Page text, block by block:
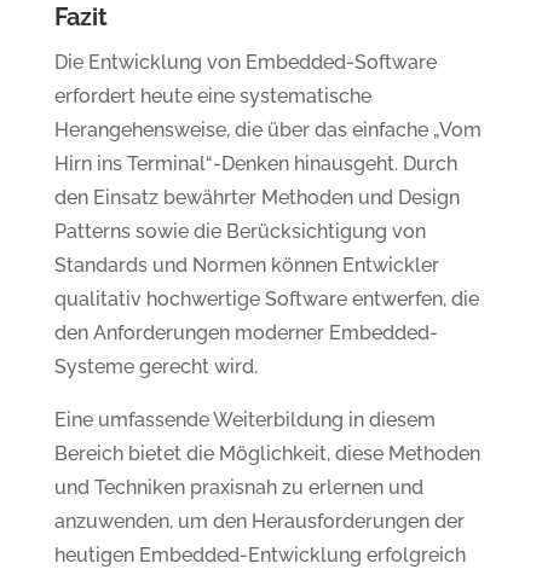
Fazit
Die Entwicklung von Embedded-Software
erfordert heute eine systematische
Herangehensweise, die über das einfache „Vom
Hirn ins Terminal“-Denken hinausgeht. Durch
den Einsatz bewährter Methoden und Design
Patterns sowie die Berücksichtigung von
Standards und Normen können Entwickler
qualitativ hochwertige Software entwerfen, die
den Anforderungen moderner Embedded-
Systeme gerecht wird.
Eine umfassende Weiterbildung in diesem
Bereich bietet die Möglichkeit, diese Methoden
und Techniken praxisnah zu erlernen und
anzuwenden, um den Herausforderungen der
heutigen Embedded-Entwicklung erfolgreich